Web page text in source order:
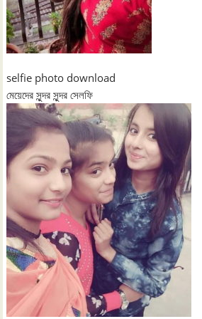
selfie photo download
মেয়েদের সুন্দর সুন্দর সেলফি